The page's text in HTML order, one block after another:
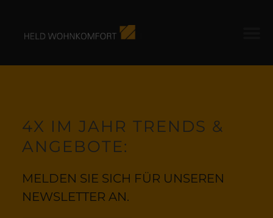
4X IM JAHR TRENDS &
ANGEBOTE:
MELDEN SIE SICH FÜR UNSEREN
NEWSLETTER AN.